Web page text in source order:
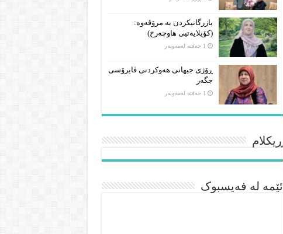
بازرگانیکردن بە مرۆڤەوە:
(کۆیلایەتیی هاوچەرخ)
1 حەفتە لەمەوبەر
ڕۆژی جیهانی هەوکردنی ڤایرۆسی
جگەر
1 حەفتە لەمەوبەر
ڕیکلام
ئێمە لە فەیسبوک